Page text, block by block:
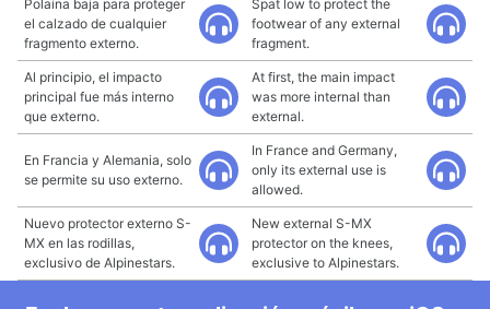
Polaina baja para proteger
el calzado de cualquier
fragmento externo.
Spat low to protect the
footwear of any external
fragment.
Al principio, el impacto
principal fue más interno
que externo.
At first, the main impact
was more internal than
external.
En Francia y Alemania, solo
se permite su uso externo.
In France and Germany,
only its external use is
allowed.
Nuevo protector externo S-
MX en las rodillas,
exclusivo de Alpinestars.
New external S-MX
protector on the knees,
exclusive to Alpinestars.